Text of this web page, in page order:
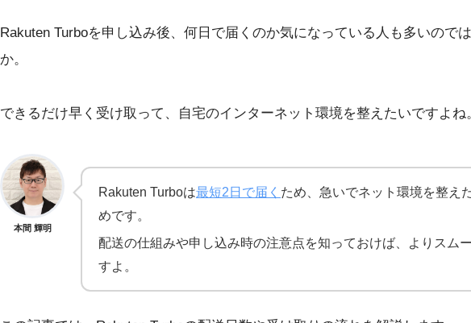
Rakuten Turboを申し込み後、何日で届くのか気になっている人も多いので
か。
できるだけ早く受け取って、自宅のインターネット環境を整えたいですよね
本間 輝明
Rakuten Turboは最短2日で届く ため、急いでネット環境を整え
めです。
配送の仕組みや申し込み時の注意点を知っておけば、よりスム
すよ。